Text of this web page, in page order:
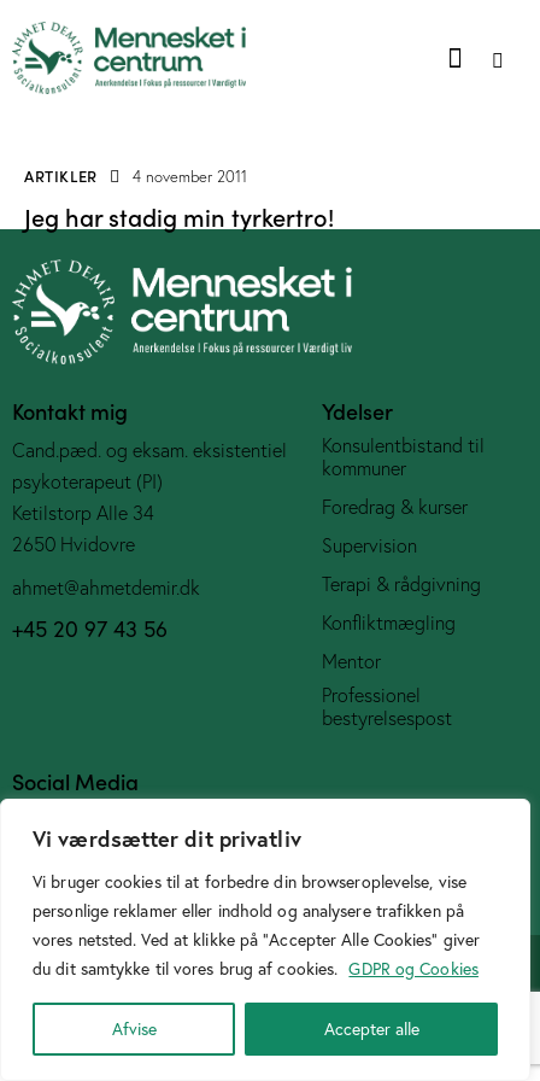
Vi værdsætter dit privatliv
Vi bruger cookies til at forbedre din browseroplevelse, vise
personlige reklamer eller indhold og analysere trafikken på
vores netsted. Ved at klikke på "Accepter Alle Cookies" giver
du dit samtykke til vores brug af cookies. GDPR og Cookies
Afvise Accepter alle
ARTIKLER 4 november 2011
Jeg har stadig min tyrkertro!
Kontakt mig
Cand.pæd. og eksam. eksistentiel
psykoterapeut (PI)
Ketilstorp Alle 34
2650 Hvidovre
ahmet@ahmetdemir.dk
+45 20 97 43 56
Ydelser
Konsulentbistand til
kommuner
Foredrag & kurser
Supervision
Terapi & rådgivning
Konfliktmægling
Mentor
Professionel
bestyrelsespost
Social Media
Cookiepolitik
DesignerBirtasarimci.net© 2026. All Rights Reserved.